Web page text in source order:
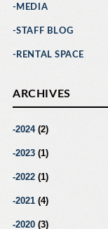
MEDIA
STAFF BLOG
RENTAL SPACE
ARCHIVES
2024(2)
2023(1)
2022(1)
2021(4)
2020(3)